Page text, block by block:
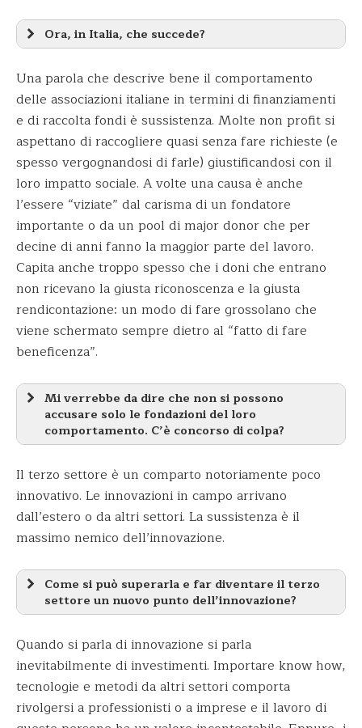
Ora, in Italia, che succede?
Una parola che descrive bene il comportamento
delle associazioni italiane in termini di finanziamenti
e di raccolta fondi è sussistenza. Molte non profit si
aspettano di raccogliere quasi senza fare richieste (e
spesso vergognandosi di farle) giustificandosi con il
loro impatto sociale. A volte una causa è anche
l’essere “viziate” dal carisma di un fondatore
importante o da un pool di major donor che per
decine di anni fanno la maggior parte del lavoro.
Capita anche troppo spesso che i doni che entrano
non ricevano la giusta riconoscenza e la giusta
rendicontazione: un modo di fare grossolano che
viene schermato sempre dietro al “fatto di fare
beneficenza”.
Mi verrebbe da dire che non si possono
accusare solo le fondazioni del loro
comportamento. C’è concorso di colpa?
Il terzo settore è un comparto notoriamente poco
innovativo. Le innovazioni in campo arrivano
dall’estero o da altri settori. La sussistenza è il
massimo nemico dell’innovazione.
Come si può superarla e far diventare il terzo
settore un nuovo punto dell’innovazione?
Quando si parla di innovazione si parla
inevitabilmente di investimenti. Importare know how,
tecnologie e metodi da altri settori comporta
rivolgersi a professionisti o a imprese e il lavoro di